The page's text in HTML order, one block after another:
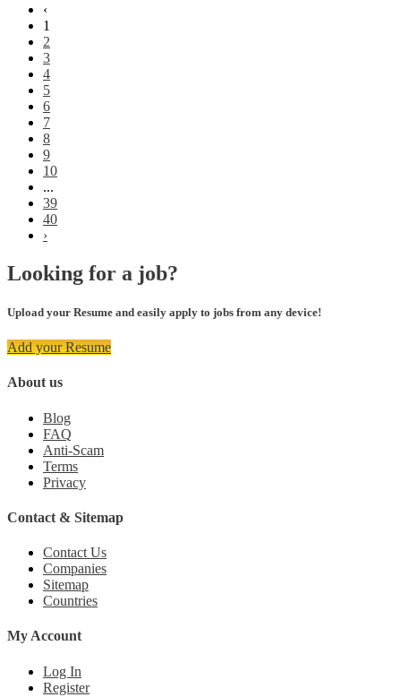
‹
1
2
3
4
5
6
7
8
9
10
...
39
40
›
Looking for a job?
Upload your Resume and easily apply to jobs from any device!
Add your Resume
About us
Blog
FAQ
Anti-Scam
Terms
Privacy
Contact & Sitemap
Contact Us
Companies
Sitemap
Countries
My Account
Log In
Register